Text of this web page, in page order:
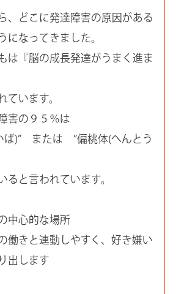
、どこに発達障害の原因がある
になってきました。
は『脳の成長発達がうまく進ま
ています。
害の９５％は
ば)” または ”偏桃体(へんとう
ると言われています。
中心的な場所
働きと連動しやすく、好き嫌い
出します